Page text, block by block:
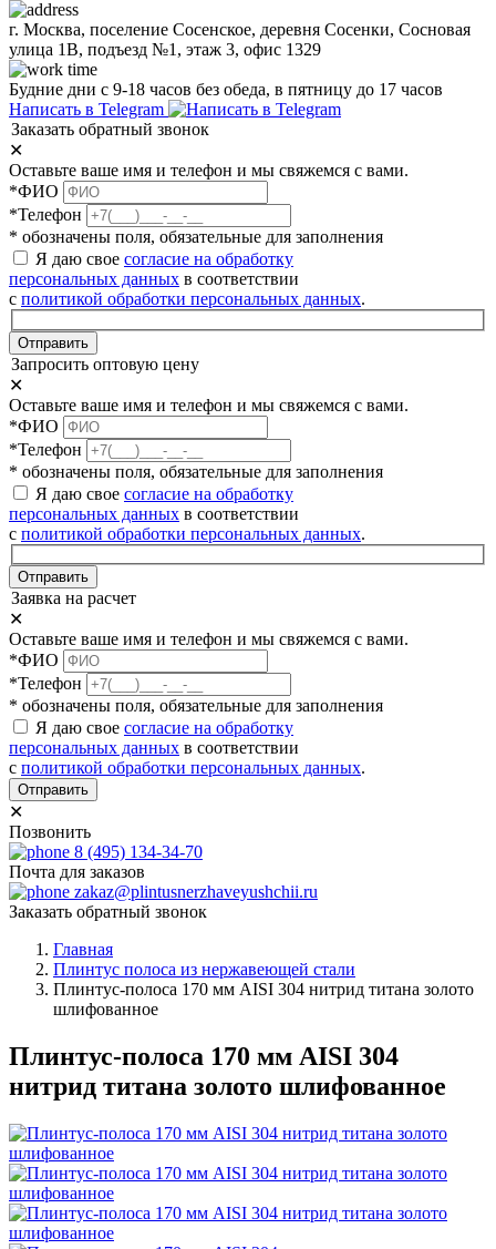
г. Москва, поселение Сосенское, деревня Сосенки, Сосновая
улица 1В, подъезд №1, этаж 3, офис 1329
Будние дни с 9-18 часов без обеда, в пятницу до 17 часов
Написать в Telegram
Заказать обратный звонок
✕
Оставьте ваше имя и телефон и мы свяжемся с вами.
*ФИО
*Телефон
* обозначены поля, обязательные для заполнения
Я даю свое согласие на обработку
персональных данных в соответствии
с политикой обработки персональных данных.
Отправить
Запросить оптовую цену
✕
Оставьте ваше имя и телефон и мы свяжемся с вами.
*ФИО
*Телефон
* обозначены поля, обязательные для заполнения
Я даю свое согласие на обработку
персональных данных в соответствии
с политикой обработки персональных данных.
Отправить
Заявка на расчет
✕
Оставьте ваше имя и телефон и мы свяжемся с вами.
*ФИО
*Телефон
* обозначены поля, обязательные для заполнения
Я даю свое согласие на обработку
персональных данных в соответствии
с политикой обработки персональных данных.
Отправить
✕
Позвонить
8 (495) 134-34-70
Почта для заказов
zakaz@plintusnerzhaveyushchii.ru
Заказать обратный звонок
Главная
Плинтус полоса из нержавеющей стали
Плинтус-полоса 170 мм AISI 304 нитрид титана золото
шлифованное
Плинтус-полоса 170 мм AISI 304
нитрид титана золото шлифованное